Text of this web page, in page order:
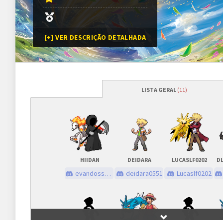
[+] VER DESCRIÇÃO DETALHADA
Programação
Abertura das inscrições 17/07/2022
Sorteio das chaves 17/07/2022
Inscrições
LISTA GERAL (11)
HIIDAN
evandossantos
DEIDARA
deidara0551
LUCASLF0202
Lucaslf0202